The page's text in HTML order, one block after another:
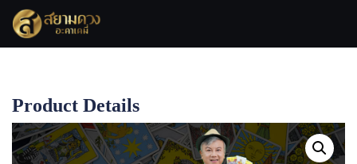
Product Details
Home คอร์สเรียนไพ่ยิปซี ระดับมืออาชีพ